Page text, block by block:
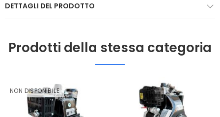
DETTAGLI DEL PRODOTTO
Prodotti della stessa categoria
NON DISPONIBILE